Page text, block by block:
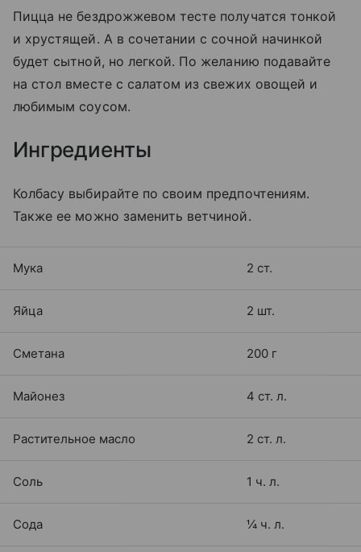
Пицца не бездрожжевом тесте получатся тонкой
и хрустящей. А в сочетании с сочной начинкой
будет сытной, но легкой. По желанию подавайте
на стол вместе с салатом из свежих овощей и
любимым соусом.
Ингредиенты
Колбасу выбирайте по своим предпочтениям.
Также ее можно заменить ветчиной.
Мука 2 ст.
Яйца 2 шт.
Сметана 200 г
Майонез 4 ст. л.
Растительное масло 2 ст. л.
Соль 1 ч. л.
Сода ¼ ч. л.